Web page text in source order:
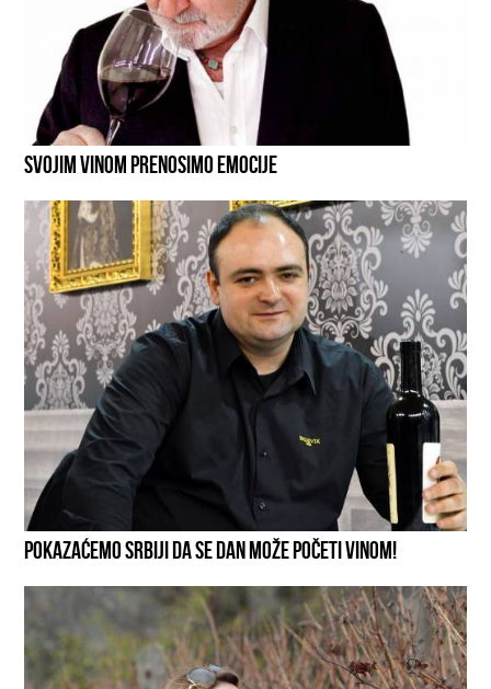
SVOJIM VINOM PRENOSIMO EMOCIJE
POKAZAĆEMO SRBIJI DA SE DAN MOŽE POČETI VINOM!